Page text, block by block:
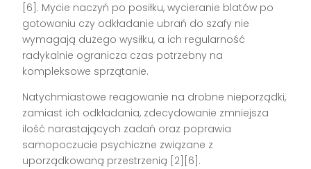
[6] . Mycie naczyń po posiłku, wycieranie blatów po
gotowaniu czy odkładanie ubrań do szafy nie
wymagają dużego wysiłku, a ich regularność
radykalnie ogranicza czas potrzebny na
kompleksowe sprzątanie.
Natychmiastowe reagowanie na drobne nieporządki,
zamiast ich odkładania, zdecydowanie zmniejsza
ilość narastających zadań oraz poprawia
samopoczucie psychiczne związane z
uporządkowaną przestrzenią [2][6] .